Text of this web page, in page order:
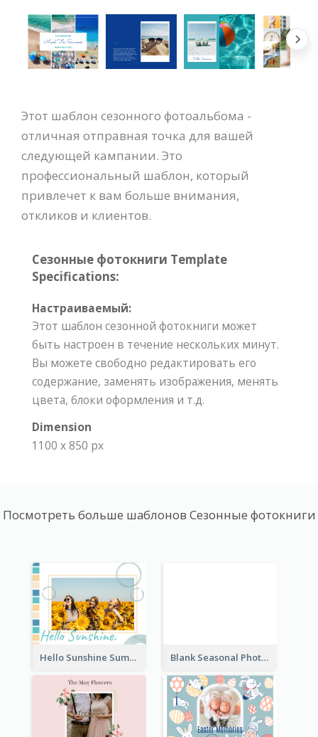
Этот шаблон сезонного фотоальбома -
отличная отправная точка для вашей
следующей кампании. Это
профессиональный шаблон, который
привлечет к вам больше внимания,
откликов и клиентов.
Сезонные фотокниги Template
Specifications:
Настраиваемый:
Этот шаблон сезонной фотокниги может
быть настроен в течение нескольких минут.
Вы можете свободно редактировать его
содержание, заменять изображения, менять
цвета, блоки оформления и т.д.
Dimension
1100 x 850 px
Посмотреть больше шаблонов Сезонные фотокниги
Hello Sunshine Summer Holidays Seasonal Photo Book Blank Seasonal Photo Book